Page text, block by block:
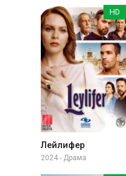
HD
Лейлифер
2024 - Драма